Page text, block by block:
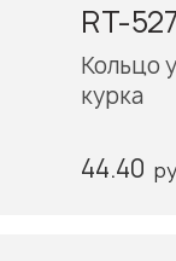
RT-
Кольцо
курка
44.40